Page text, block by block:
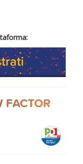
FACTOR